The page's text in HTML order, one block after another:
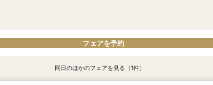
フェアを予約
同日のほかのフェアを見る（1件）